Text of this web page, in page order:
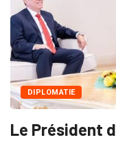
DIPLOMATIE
Le Président